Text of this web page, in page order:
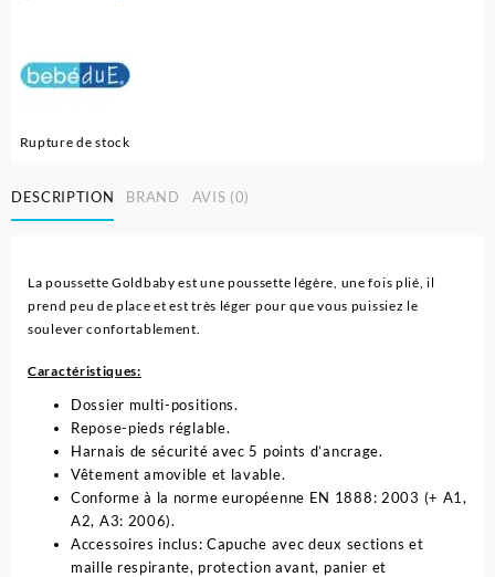
était :
Rupture de stock
DESCRIPTION BRAND AVIS (0)
La poussette Goldbaby est une poussette légère, une fois plié, il
prend peu de place et est très léger pour que vous puissiez le
soulever confortablement.
Caractéristiques:
Dossier multi-positions.
Repose-pieds réglable.
Harnais de sécurité avec 5 points d’ancrage.
Vêtement amovible et lavable.
Conforme à la norme européenne EN 1888: 2003 (+ A1,
A2, A3: 2006).
Accessoires inclus: Capuche avec deux sections et
maille respirante, protection avant, panier et